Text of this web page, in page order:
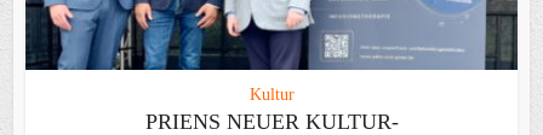
Kultur
PRIENS NEUER KULTUR-